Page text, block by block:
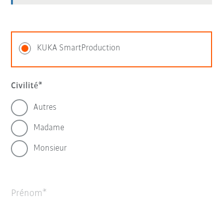
KUKA SmartProduction
Civilité
Autres
Madame
Monsieur
Prénom